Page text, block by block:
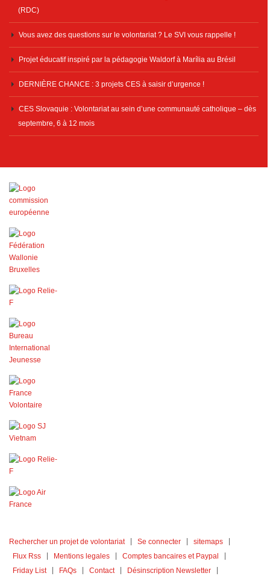
(RDC)
Vous avez des questions sur le volontariat ? Le SVI vous rappelle !
Projet éducatif inspiré par la pédagogie Waldorf à Marília au Brésil
DERNIÈRE CHANCE : 3 projets CES à saisir d’urgence !
CES Slovaquie : Volontariat au sein d’une communauté catholique – dès
septembre, 6 à 12 mois
Rechercher un projet de volontariat Se connecter
sitemaps
Flux Rss
Mentions legales
Comptes bancaires et Paypal
Friday List
FAQs Contact
Désinscription Newsletter